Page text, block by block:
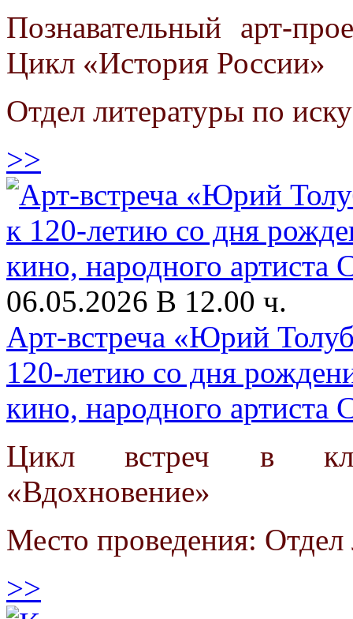
Познавательный арт-
Цикл «История России»
Отдел литературы по
>>
06.05.2026 В 12.00 ч.
Арт-встреча «Юрий
120-летию со дня
кино, народного
Цикл встреч в
«Вдохновение»
Место проведения: Отдел
>>